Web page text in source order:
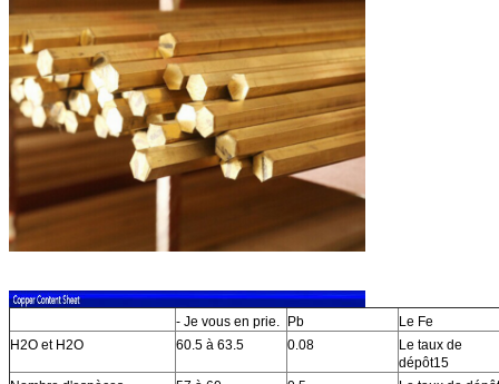
- Je vous en prie. Pb
Le Fe
H2O et H2O
60.5 à 63.5 0.08
Le taux de
dépôt15